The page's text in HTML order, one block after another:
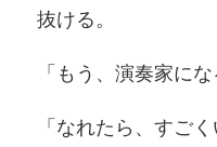
抜ける。
「もう、演奏家に
「なれたら、すご